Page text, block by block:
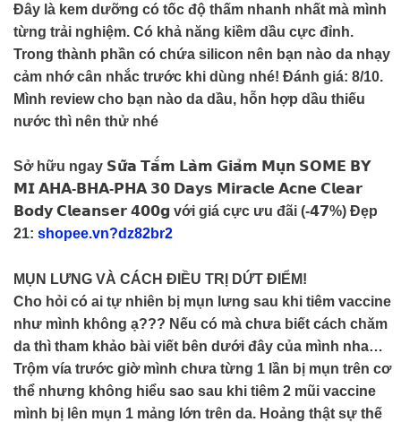
Đây là kem dưỡng có tốc độ thấm nhanh nhất mà mình
từng trải nghiệm. Có khả năng kiềm dầu cực đỉnh.
Trong thành phần có chứa silicon nên bạn nào da nhạy
cảm nhớ cân nhắc trước khi dùng nhé! Đánh giá: 8/10.
Mình review cho bạn nào da dầu, hỗn hợp dầu thiếu
nước thì nên thử nhé
Sở hữu ngay 𝗦𝘂̛̃𝗮 𝗧𝗮̆́𝗺 𝗟𝗮̀𝗺 𝗚𝗶𝗮̉𝗺 𝗠𝘂̣𝗻 𝗦𝗢𝗠𝗘 𝗕𝗬
𝗠𝗜 𝗔𝗛𝗔-𝗕𝗛𝗔-𝗣𝗛𝗔 𝟯𝟬 𝗗𝗮𝘆𝘀 𝗠𝗶𝗿𝗮𝗰𝗹𝗲 𝗔𝗰𝗻𝗲 𝗖𝗹𝗲𝗮𝗿
𝗕𝗼𝗱𝘆 𝗖𝗹𝗲𝗮𝗻𝘀𝗲𝗿 𝟰𝟬𝟬𝗴 với giá cực ưu đãi (-𝟰𝟳%) Đẹp
21: shopee.vn?dz82br2
MỤN LƯNG VÀ CÁCH ĐIỀU TRỊ DỨT ĐIỂM!
Cho hỏi có ai tự nhiên bị mụn lưng sau khi tiêm vaccine
như mình không ạ??? Nếu có mà chưa biết cách chăm
da thì tham khảo bài viết bên dưới đây của mình nha…
Trộm vía trước giờ mình chưa từng 1 lần bị mụn trên cơ
thể nhưng không hiểu sao sau khi tiêm 2 mũi vaccine
mình bị lên mụn 1 mảng lớn trên da. Hoảng thật sự thế